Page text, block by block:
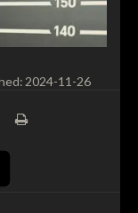
2024-11-26